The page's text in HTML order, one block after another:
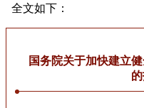
全文如下：
国务院关于加快建立